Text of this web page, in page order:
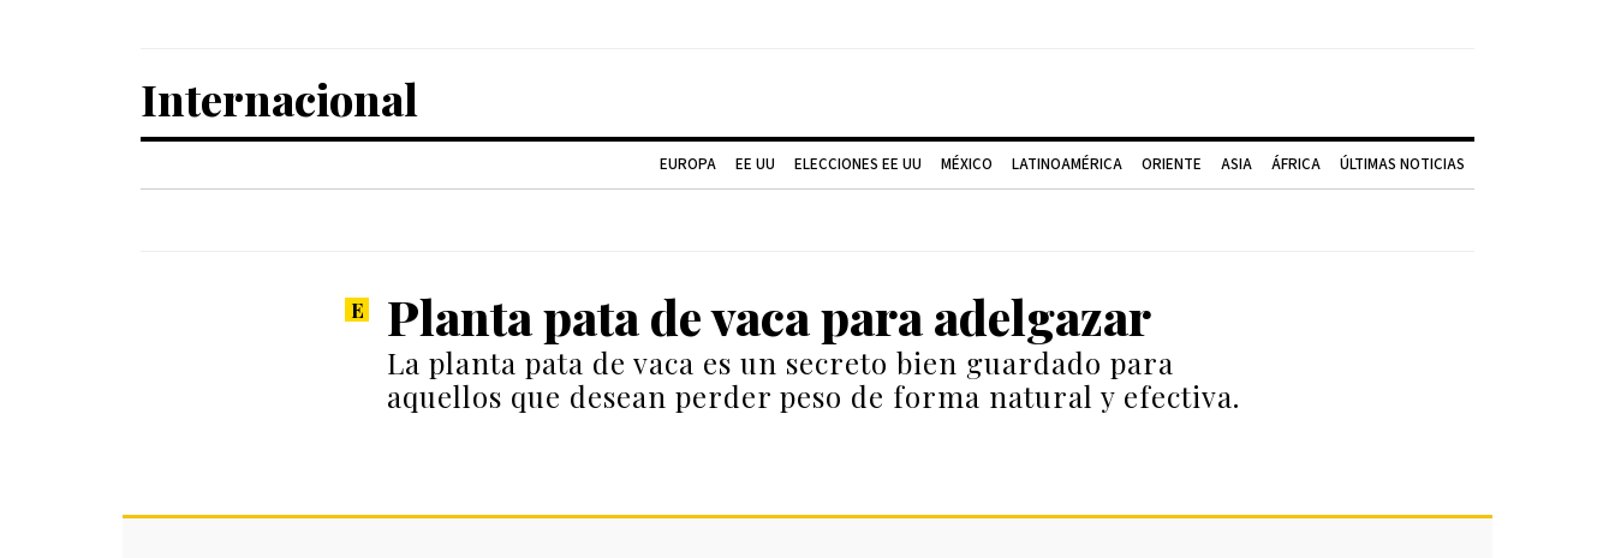
Internacional
EUROPA EE UU ELECCIONES EE UU MÉXICO LATINOAMÉRICA ORIENTE ASIA ÁFRICA ÚLTIMAS NOTICIAS
Planta pata de vaca para adelgazar
La planta pata de vaca es un secreto bien guardado para
aquellos que desean perder peso de forma natural y efectiva.